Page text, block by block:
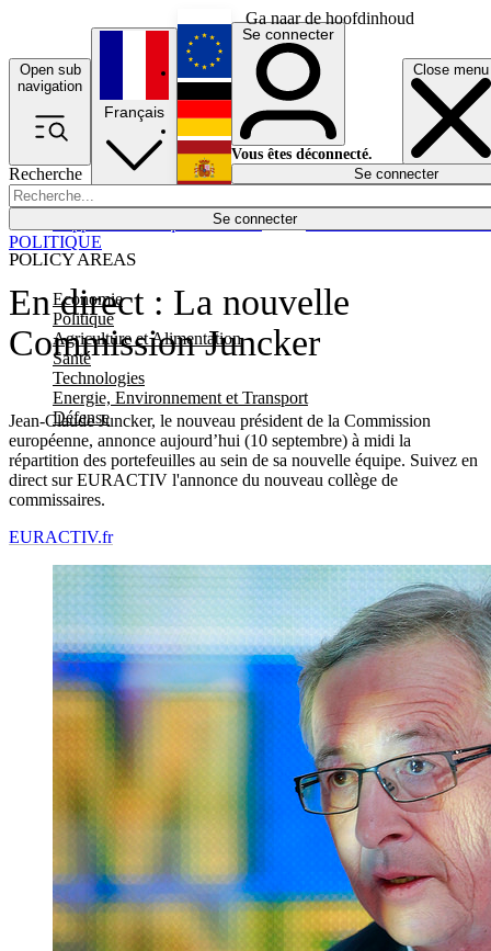
Ga naar de hoofdinhoud
Open sub
navigation
Close menu
Recherche
Se connecter
POLICY AREAS
Economie
Politique
Agriculture et Alimentation
Santé
Technologies
Energie, Environnement et Transport
Défense
Économie
Français
English
Deutsch
Español
Se connecter
Vous êtes déconnecté.
Se connecter
En direct : La nouvelle
Commission Juncker
Jean-Claude Juncker, le nouveau président de la Commission
européenne, annonce aujourd’hui (10 septembre) à midi la
répartition des portefeuilles au sein de sa nouvelle équipe. Suivez en
direct sur EURACTIV l'annonce du nouveau collège de
commissaires.
POLITIQUE
EURACTIV.fr